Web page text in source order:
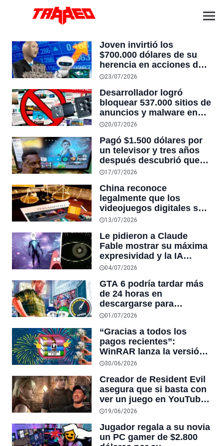
Joven invirtió los
$700.000 dólares de su
herencia en acciones de
Intel justo en el peor día
burla de internet: hoy
valen $2.3 millones
23/07/2026
Desarrollador logró
bloquear 537.000 sitios de
anuncios y malware en
todos los dispositivos de
dólares, sin instalar nada
en cada teléfono o PC
20/07/2026
Pagó $1.500 dólares por
un televisor y tres años
después descubrió que
nunca había visto su
había estado usando en
“Modo Demo”
17/07/2026
China reconoce
legalmente que los
videojuegos digitales son
herencia: una madre
juego de su hijo fallecido
por orden judicial
13/07/2026
Le pidieron a Claude
Fable mostrar su máxima
expresividad y la IA
construyó un generador
incluir su voz para ser
escuchada
04/07/2026
GTA 6 podría tardar más
de 24 horas en
descargarse para
millones de jugadores
hasta 6 días si el juego
pesa los 676GB que se
rumoran
01/07/2026
“Gracias a todos los
pagos recientes”:
WinRAR lanza la versión
7.23 y agradece a quienes
para apoyar su desarrollo
pese a ser gratuito
30/06/2026
Creador de Resident Evil
asegura que si basta con
ver un juego en YouTube
o Twitch, entonces no era
para jugarlo tú mismo
19/06/2026
Jugador regala a su novia
un PC gamer de $2.800